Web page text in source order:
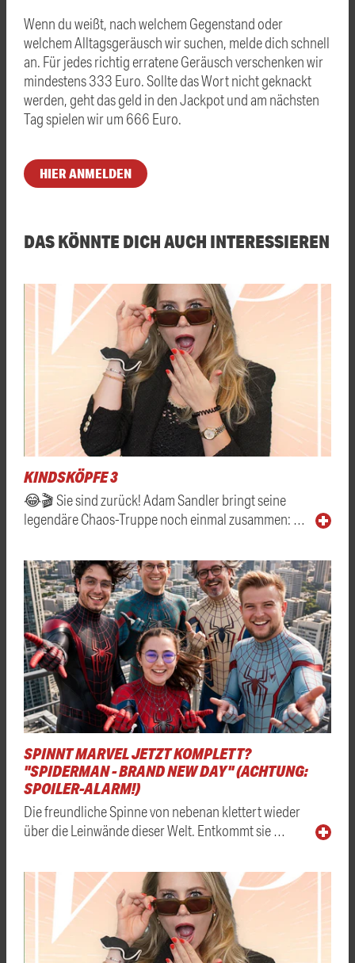
Wenn du weißt, nach welchem Gegenstand oder
welchem Alltagsgeräusch wir suchen, melde dich schnell
an. Für jedes richtig erratene Geräusch verschenken wir
mindestens 333 Euro. Sollte das Wort nicht geknackt
werden, geht das geld in den Jackpot und am nächsten
Tag spielen wir um 666 Euro.
HIER ANMELDEN
DAS KÖNNTE DICH AUCH INTERESSIEREN
KINDSKÖPFE 3
😂🎬 Sie sind zurück! Adam Sandler bringt seine
legendäre Chaos-Truppe noch einmal zusammen: …
SPINNT MARVEL JETZT KOMPLETT?
"SPIDERMAN - BRAND NEW DAY" (ACHTUNG:
SPOILER-ALARM!)
Die freundliche Spinne von nebenan klettert wieder
über die Leinwände dieser Welt. Entkommt sie …